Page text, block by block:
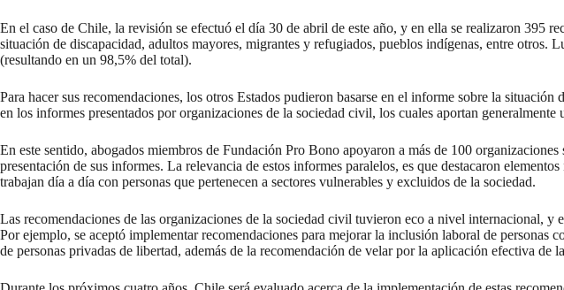
En el caso de Chile, la revisión se efectuó el día 30 de abril de este año, y en ella se realizaron 395
situación de discapacidad, adultos mayores, migrantes y refugiados, pueblos indígenas, entre otros.
(resultando en un 98,5% del total).
Para hacer sus recomendaciones, los otros Estados pudieron basarse en el informe sobre la
en los informes presentados por organizaciones de la sociedad civil, los cuales aportan
En este sentido, abogados miembros de Fundación Pro Bono apoyaron a más de 100
presentación de sus informes. La relevancia de estos informes paralelos, es que destacaron
trabajan día a día con personas que pertenecen a sectores vulnerables y excluidos de la sociedad.
Las recomendaciones de las organizaciones de la sociedad civil tuvieron eco a nivel internacional,
Por ejemplo, se aceptó implementar recomendaciones para mejorar la inclusión laboral de
de personas privadas de libertad, además de la recomendación de velar por la aplicación efectiva